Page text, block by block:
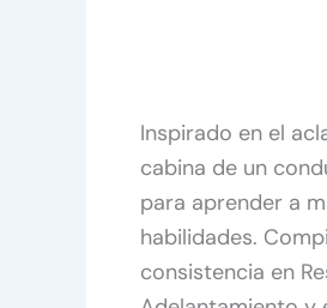
Inspirado en el
cabina de un
para aprender a
habilidades.
consistencia en